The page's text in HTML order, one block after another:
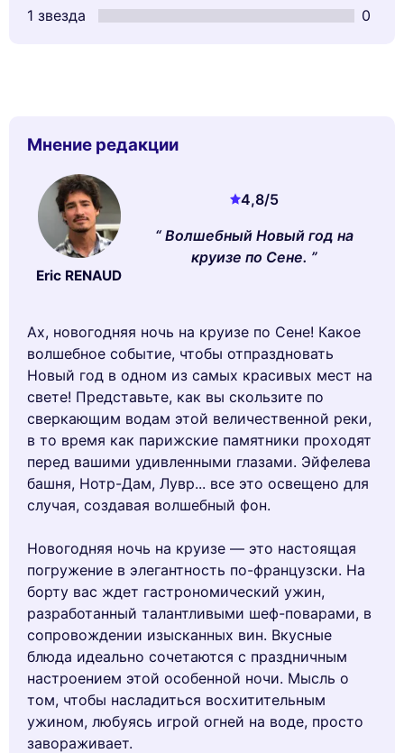
1 звезда
0
Мнение редакции
Eric RENAUD
4,8/5
Волшебный Новый год на
круизе по Сене.
Ах, новогодняя ночь на круизе по Сене! Какое
волшебное событие, чтобы отпраздновать
Новый год в одном из самых красивых мест на
свете! Представьте, как вы скользите по
сверкающим водам этой величественной реки,
в то время как парижские памятники проходят
перед вашими удивленными глазами. Эйфелева
башня, Нотр-Дам, Лувр... все это освещено для
случая, создавая волшебный фон.
Новогодняя ночь на круизе — это настоящая
погружение в элегантность по-французски. На
борту вас ждет гастрономический ужин,
разработанный талантливыми шеф-поварами, в
сопровождении изысканных вин. Вкусные
блюда идеально сочетаются с праздничным
настроением этой особенной ночи. Мысль о
том, чтобы насладиться восхитительным
ужином, любуясь игрой огней на воде, просто
завораживает.